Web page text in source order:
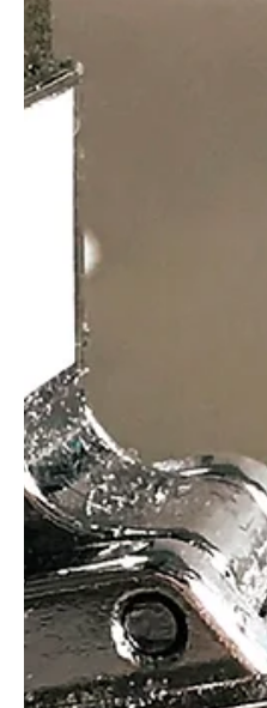
akiknek a gyermekük az
tanszervásárlás és a
gyerekszobát is átalakítják,
elkövetkező iskolás évekre.
foglaltuk össze az ehhez